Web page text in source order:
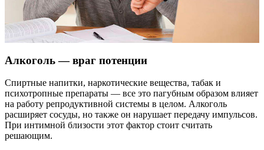
Алкоголь — враг потенции
Спиртные напитки, наркотические вещества, табак и
психотропные препараты — все это пагубным образом влияет
на работу репродуктивной системы в целом. Алкоголь
расширяет сосуды, но также он нарушает передачу импульсов.
При интимной близости этот фактор стоит считать
решающим.